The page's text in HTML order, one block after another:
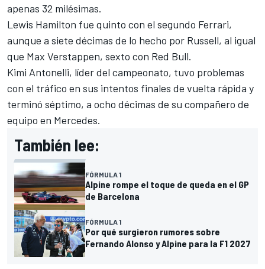
apenas 32 milésimas.
Lewis Hamilton fue quinto con el segundo Ferrari,
aunque a siete décimas de lo hecho por Russell, al igual
que Max Verstappen, sexto con Red Bull.
Kimi Antonelli, líder del campeonato, tuvo problemas
con el tráfico en sus intentos finales de vuelta rápida y
terminó séptimo, a ocho décimas de su compañero de
equipo en Mercedes.
También lee:
FÓRMULA 1
Alpine rompe el toque de queda en el GP
de Barcelona
FÓRMULA 1
Por qué surgieron rumores sobre
Fernando Alonso y Alpine para la F1 2027